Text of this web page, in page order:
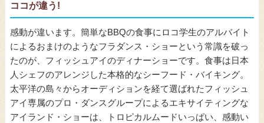
ココが違う!
感動が違います。簡単なBBQの食事にロコ学生のアルバイト
によるおまけのようなフラダンス・ショーという常識を破っ
たのが、フィッシュアイのディナーショーです。食事は日本
人シェフのアレンジした本格的なシーフード・バイキング。
太平洋の島々からオーディションを経て選ばれたフィッシュ
アイ専属のプロ・ダンスグループによるエキサイティングな
アイランド・ショーは、トロピカルムードいっぱい、感動い